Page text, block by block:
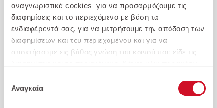
αναγνωριστικά cookies, για να προσαρμόζουμε τις
διαφημίσεις και το περιεχόμενο με βάση τα
ενδιαφέροντά σας, για να μετρήσουμε την απόδοση των
διαφημίσεων και του περιεχομένου και για να
αποκτήσουμε εις βάθος γνώση του κοινού που είδε τις
και την επεξεργασία των προσωπικών σας δεδομένων
για αυτούς τους σκοπούς. Μπορείτε να αλλάξετε γνώμη
συγκατάθεσης
Αναγκαία